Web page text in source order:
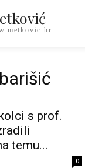
s prof.
temu...
0